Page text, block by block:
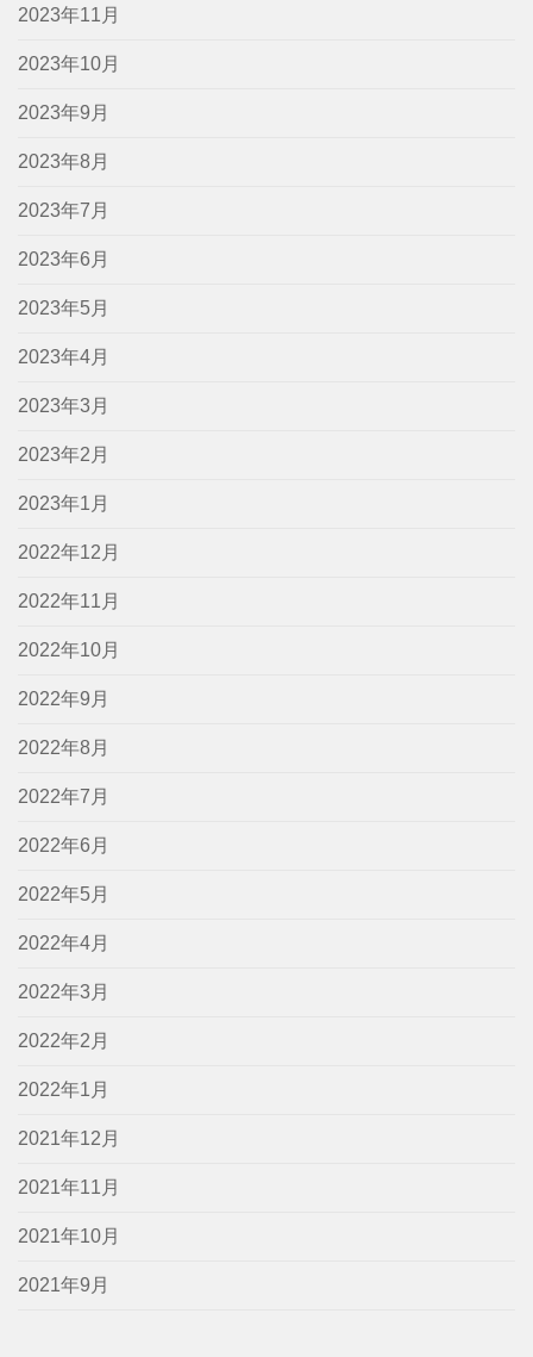
2023年11月
2023年10月
2023年9月
2023年8月
2023年7月
2023年6月
2023年5月
2023年4月
2023年3月
2023年2月
2023年1月
2022年12月
2022年11月
2022年10月
2022年9月
2022年8月
2022年7月
2022年6月
2022年5月
2022年4月
2022年3月
2022年2月
2022年1月
2021年12月
2021年11月
2021年10月
2021年9月